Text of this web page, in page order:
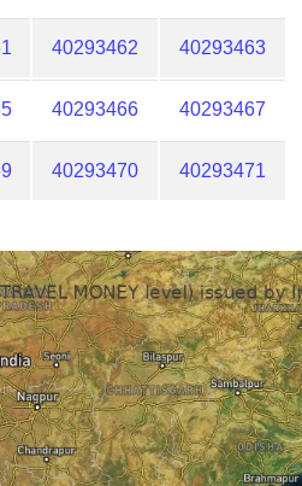
40293462 40293463
40293466 40293467
40293470 40293471